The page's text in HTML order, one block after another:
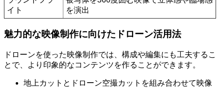
イト
を演出
魅力的な映像制作に向けたドローン活用法
ドローンを使った映像制作では、構成や編集にも工夫するこ
とで、より印象的なコンテンツを作ることができます。
地上カットとドローン空撮カットを組み合わせて映像